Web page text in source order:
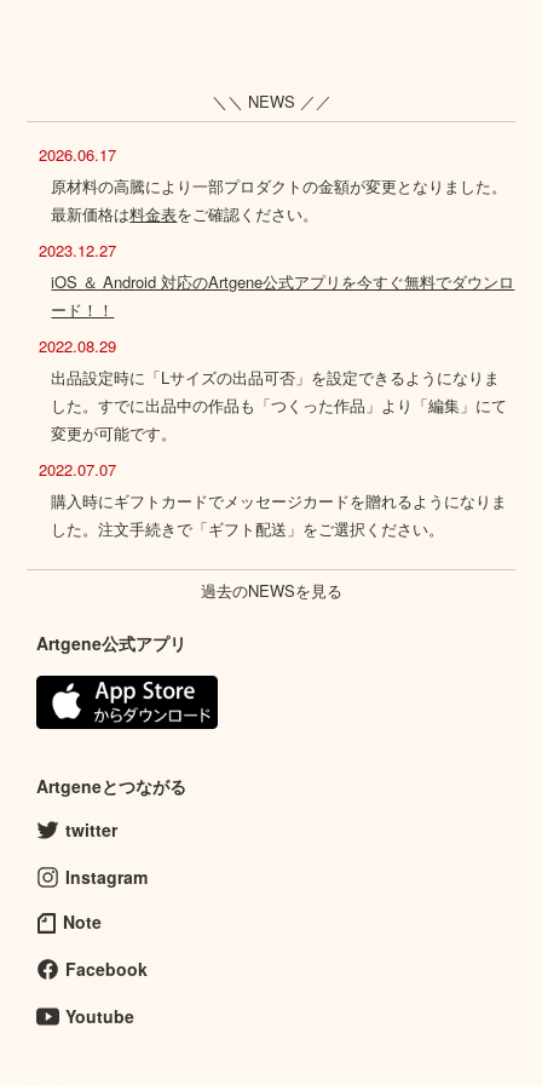
＼＼ NEWS ／／
2026.06.17
原材料の高騰により一部プロダクトの金額が変更となりました。
最新価格は料金表をご確認ください。
2023.12.27
iOS ＆ Android 対応のArtgene公式アプリを今すぐ無料でダウンロ
ード！！
2022.08.29
出品設定時に「Lサイズの出品可否」を設定できるようになりま
した。すでに出品中の作品も「つくった作品」より「編集」にて
変更が可能です。
2022.07.07
購入時にギフトカードでメッセージカードを贈れるようになりま
した。注文手続きで「ギフト配送」をご選択ください。
過去のNEWSを見る
Artgene公式アプリ
Artgeneとつながる
twitter
Instagram
Note
Facebook
Youtube